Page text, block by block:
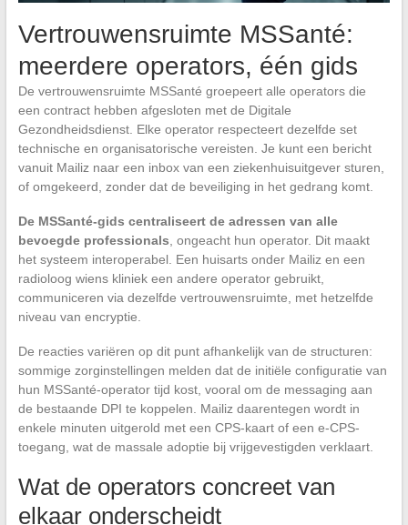
Vertrouwensruimte MSSanté:
meerdere operators, één gids
De vertrouwensruimte MSSanté groepeert alle operators die
een contract hebben afgesloten met de Digitale
Gezondheidsdienst. Elke operator respecteert dezelfde set
technische en organisatorische vereisten. Je kunt een bericht
vanuit Mailiz naar een inbox van een ziekenhuisuitgever sturen,
of omgekeerd, zonder dat de beveiliging in het gedrang komt.
De MSSanté-gids centraliseert de adressen van alle
bevoegde professionals , ongeacht hun operator. Dit maakt
het systeem interoperabel. Een huisarts onder Mailiz en een
radioloog wiens kliniek een andere operator gebruikt,
communiceren via dezelfde vertrouwensruimte, met hetzelfde
niveau van encryptie.
De reacties variëren op dit punt afhankelijk van de structuren:
sommige zorginstellingen melden dat de initiële configuratie van
hun MSSanté-operator tijd kost, vooral om de messaging aan
de bestaande DPI te koppelen. Mailiz daarentegen wordt in
enkele minuten uitgerold met een CPS-kaart of een e-CPS-
toegang, wat de massale adoptie bij vrijgevestigden verklaart.
Wat de operators concreet van
elkaar onderscheidt